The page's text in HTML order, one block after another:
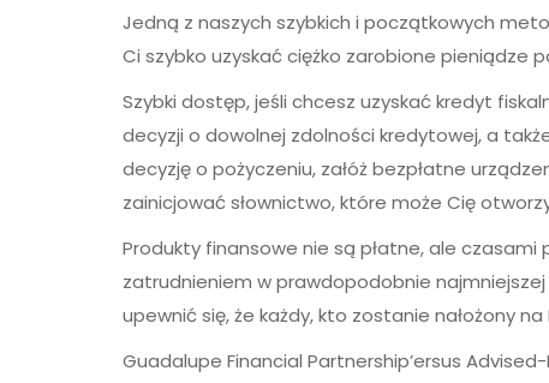
Jedną z naszych szybkich i początkowych
Ci szybko uzyskać ciężko zarobione pieniądze
Szybki dostęp, jeśli chcesz uzyskać kredyt
decyzji o dowolnej zdolności kredytowej, a
decyzję o pożyczeniu, załóż bezpłatne
zainicjować słownictwo, które może Cię
Produkty finansowe nie są płatne, ale
zatrudnieniem w prawdopodobnie
upewnić się, że każdy, kto zostanie nałożony
Guadalupe Financial Partnership’ersus